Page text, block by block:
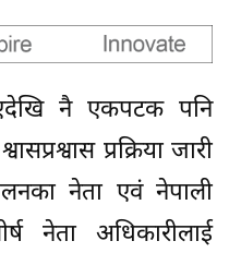
नै एकपटक पनि
प्रक्रिया जारी
नेता एवं नेपाली
नेता अधिकारीलाई